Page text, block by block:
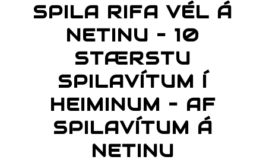
SPILA RIFA VÉL Á
NETINU – 10
STÆRSTU
SPILAVÍTUM Í
HEIMINUM – AF
SPILAVÍTUM Á
NETINU